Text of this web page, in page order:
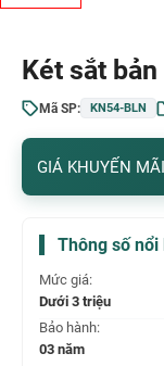
Két sắt
Mã SP: KN54-BLN
GIÁ KHUYẾN
Thông số nổi
Mức giá:
Dưới 3 triệu
Bảo hành:
03 năm